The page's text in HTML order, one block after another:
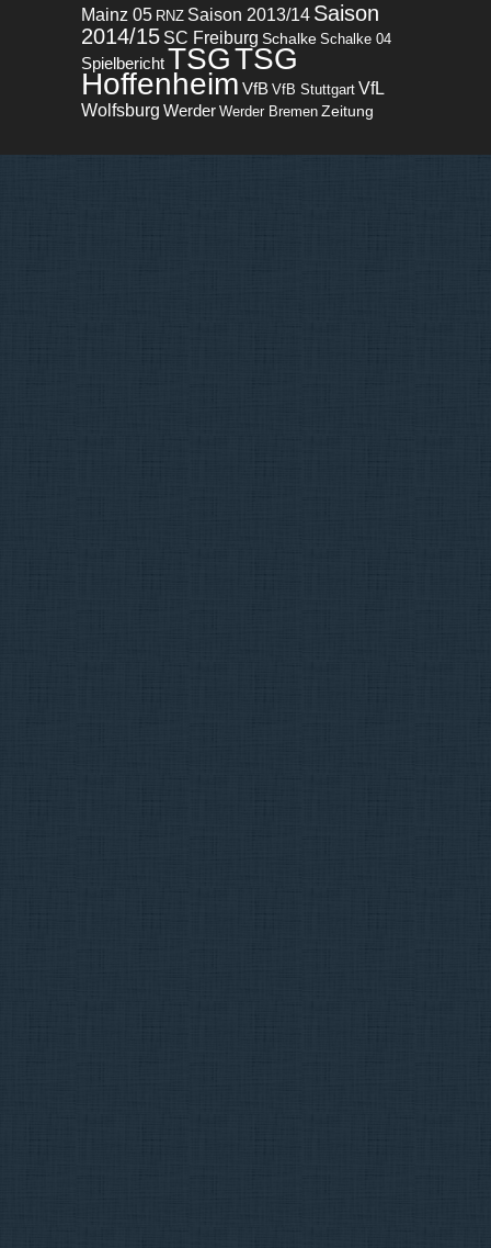
Mainz 05 RNZ Saison 2013/14 Saison
2014/15 SC Freiburg Schalke Schalke 04
SpielberichtTSGTSG
Hoffenheim VfB VfB Stuttgart VfL
Wolfsburg Werder Werder Bremen Zeitung